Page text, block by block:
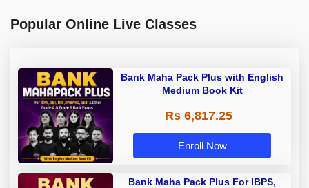
Popular Online Live Classes
Bank Maha Pack Plus with English
Medium Book Kit
Rs 6,817.25
Enroll Now
Bank Maha Pack Plus For IBPS,